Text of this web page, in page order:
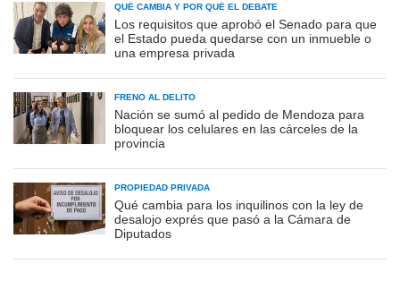
QUÉ CAMBIA Y POR QUÉ EL DEBATE
Los requisitos que aprobó el Senado para que
el Estado pueda quedarse con un inmueble o
una empresa privada
FRENO AL DELITO
Nación se sumó al pedido de Mendoza para
bloquear los celulares en las cárceles de la
provincia
PROPIEDAD PRIVADA
Qué cambia para los inquilinos con la ley de
desalojo exprés que pasó a la Cámara de
Diputados